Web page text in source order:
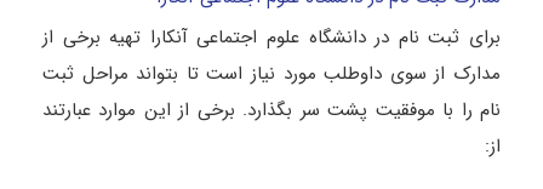
برای ثبت نام در دانشگاه علوم اجتماعی آنکارا تهیه برخی از
مدارک از سوی داوطلب مورد نیاز است تا بتواند مراحل ثبت
نام را با موفقیت پشت سر بگذارد. برخی از این موارد عبارتند
از: